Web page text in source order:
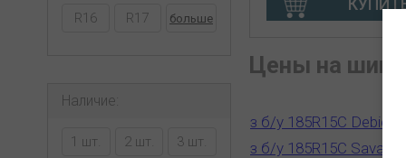
R16 R17 больше
Наличие:
1 шт. 2 шт. 3 шт.
Цены на шины
з б/у 185R15C Debica
з б/у 185R15C Sava